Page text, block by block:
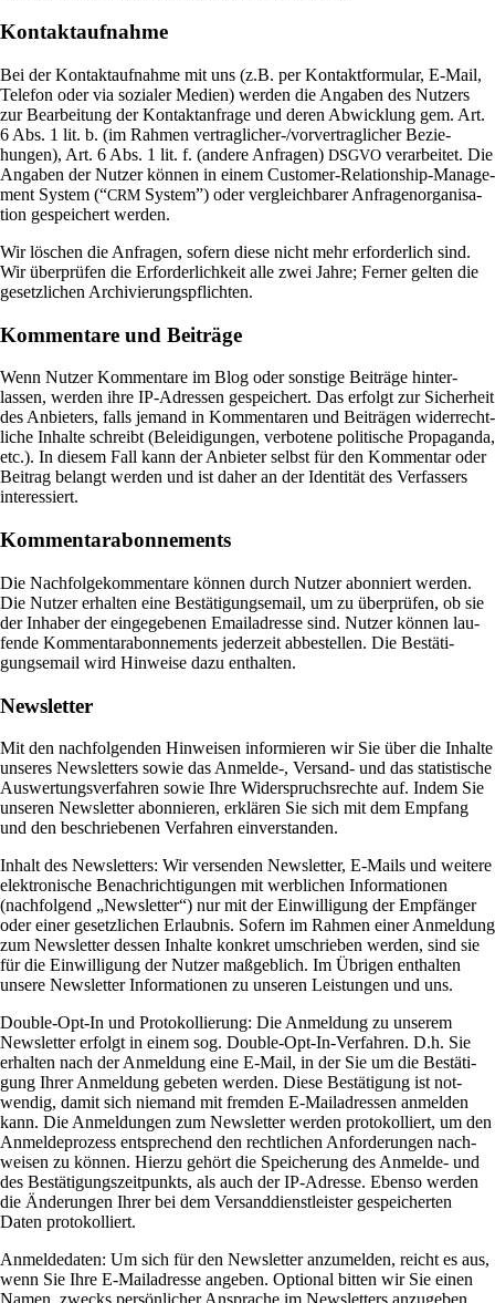
Kontaktaufnahme
Bei der Kon­takt­auf­nahme mit uns (z.B. per Kon­takt­for­mular, E‑Mail,
Telefon oder via sozialer Medien) werden die Angaben des Nut­zers
zur Bear­bei­tung der Kon­takt­an­frage und deren Abwick­lung gem. Art.
6 Abs. 1 lit. b. (im Rahmen ver­trag­li­cher-/vor­ver­trag­li­cher Bezie­
hungen), Art. 6 Abs. 1 lit. f. (andere Anfragen) DSGVO ver­ar­beitet. Die
Angaben der Nutzer können in einem Cus­tomer-Rela­ti­on­ship-Manage­
ment System (“CRM System”) oder ver­gleich­barer Anfra­gen­or­ga­ni­sa­
tion gespei­chert werden.
Wir löschen die Anfragen, sofern diese nicht mehr erfor­der­lich sind.
Wir über­prüfen die Erfor­der­lich­keit alle zwei Jahre; Ferner gelten die
gesetz­li­chen Archivierungspflichten.
Kommentare und Beiträge
Wenn Nutzer Kom­men­tare im Blog oder son­stige Bei­träge hin­ter­
lassen, werden ihre IP-Adressen gespei­chert. Das erfolgt zur Sicher­heit
des Anbie­ters, falls jemand in Kom­men­taren und Bei­trägen wider­recht­
liche Inhalte schreibt (Belei­di­gungen, ver­bo­tene poli­ti­sche Pro­pa­ganda,
etc.). In diesem Fall kann der Anbieter selbst für den Kom­mentar oder
Bei­trag belangt werden und ist daher an der Iden­tität des Ver­fas­sers
interessiert.
Kommentarabonnements
Die Nach­fol­ge­kom­men­tare können durch Nutzer abon­niert werden.
Die Nutzer erhalten eine Bestä­ti­gungs­email, um zu über­prüfen, ob sie
der Inhaber der ein­ge­ge­benen Email­adresse sind. Nutzer können lau­
fende Kom­men­tarabon­ne­ments jeder­zeit abbe­stellen. Die Bestä­ti­
gungs­email wird Hin­weise dazu enthalten.
Newsletter
Mit den nach­fol­genden Hin­weisen infor­mieren wir Sie über die Inhalte
unseres News­let­ters sowie das Anmelde‑, Ver­sand- und das sta­ti­sti­sche
Aus­wer­tungs­ver­fahren sowie Ihre Wider­spruchs­rechte auf. Indem Sie
unseren News­letter abon­nieren, erklären Sie sich mit dem Emp­fang
und den beschrie­benen Ver­fahren einverstanden.
Inhalt des News­let­ters: Wir ver­senden News­letter, E‑Mails und wei­tere
elek­tro­ni­sche Benach­rich­ti­gungen mit werb­li­chen Infor­ma­tionen
(nach­fol­gend „News­letter“) nur mit der Ein­wil­li­gung der Emp­fänger
oder einer gesetz­li­chen Erlaubnis. Sofern im Rahmen einer Anmel­dung
zum News­letter dessen Inhalte kon­kret umschrieben werden, sind sie
für die Ein­wil­li­gung der Nutzer maß­geb­lich. Im Übrigen ent­halten
unsere News­letter Infor­ma­tionen zu unseren Lei­stungen und uns.
Double-Opt-In und Pro­to­kol­lie­rung: Die Anmel­dung zu unserem
News­letter erfolgt in einem sog. Double-Opt-In-Ver­fahren. D.h. Sie
erhalten nach der Anmel­dung eine E‑Mail, in der Sie um die Bestä­ti­
gung Ihrer Anmel­dung gebeten werden. Diese Bestä­ti­gung ist not­
wendig, damit sich nie­mand mit fremden E‑Mailadressen anmelden
kann. Die Anmel­dungen zum News­letter werden pro­to­kol­liert, um den
Anmel­de­pro­zess ent­spre­chend den recht­li­chen Anfor­de­rungen nach­
weisen zu können. Hierzu gehört die Spei­che­rung des Anmelde- und
des Bestä­ti­gungs­zeit­punkts, als auch der IP-Adresse. Ebenso werden
die Ände­rungen Ihrer bei dem Ver­sand­dienst­lei­ster gespei­cherten
Daten protokolliert.
Anmel­de­daten: Um sich für den News­letter anzu­melden, reicht es aus,
wenn Sie Ihre E‑Mailadresse angeben. Optional bitten wir Sie einen